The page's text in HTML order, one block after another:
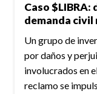
Caso $LIBRA:
demanda
Un grupo de
por daños y
involucrados en
reclamo se